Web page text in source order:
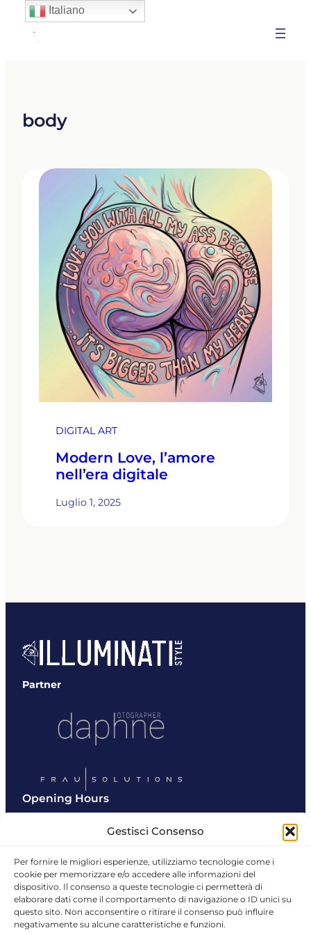
Gestisci Consenso
Per fornire le migliori esperienze, utilizziamo tecnologie come i
cookie per memorizzare e/o accedere alle informazioni del
dispositivo. Il consenso a queste tecnologie ci permetterà di
elaborare dati come il comportamento di navigazione o ID unici su
questo sito. Non acconsentire o ritirare il consenso può influire
negativamente su alcune caratteristiche e funzioni.
body
DIGITAL ART
Modern Love, l’amore
nell’era digitale
Luglio 1, 2025
Partner
Opening Hours
9:00 am – 6:00 pm
Saturday
10:00 am – 4:00 pm
Get In Touch
Email:illuminatistyle.store@gmail.com
Italiano